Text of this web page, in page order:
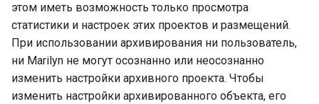
этом иметь возможность только просмотра
статистики и настроек этих проектов и размещений.
При использовании архивирования ни пользователь,
ни Marilyn не могут осознанно или неосознанно
изменить настройки архивного проекта. Чтобы
изменить настройки архивированного объекта, его